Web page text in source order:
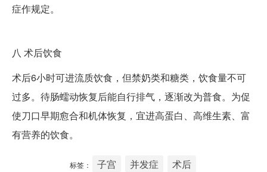
症作规定。
八 术后饮食
术后6小时可进流质饮食，但禁奶类和糖类，饮食量不可
过多。待肠蠕动恢复后能自行排气，逐渐改为普食。为促
使刀口早期愈合和机体恢复，宜进高蛋白、高维生素、富
有营养的饮食。
标签： 子宫 并发症
术后